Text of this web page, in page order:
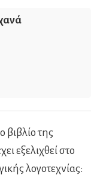
βιβλίο της
εξελιχθεί στο
λογοτεχνίας: